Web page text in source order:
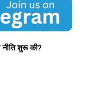
नीति शुरू की?